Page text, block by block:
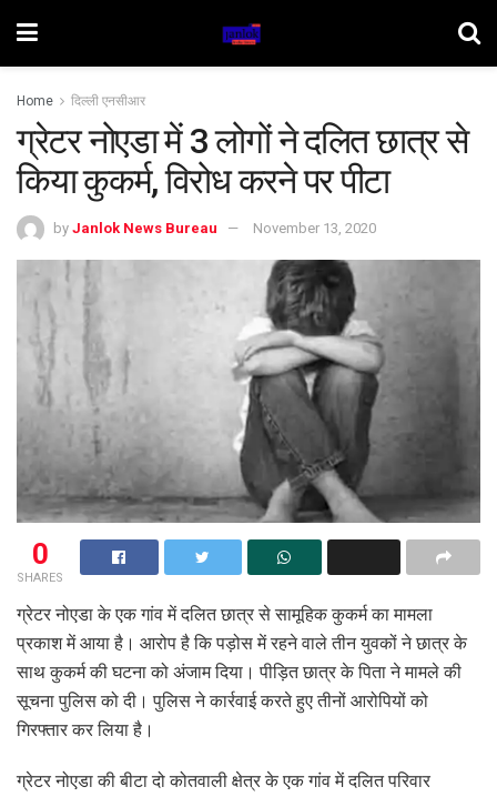
Home दिल्ली एनसीआर
ग्रेटर नोएडा में 3 लोगों ने दलित छात्र से
किया कुकर्म, विरोध करने पर पीटा
by Janlok News Bureau November 13, 2020
0
SHARES
ग्रेटर नोएडा के एक गांव में दलित छात्र से सामूहिक कुकर्म का मामला
प्रकाश में आया है। आरोप है कि पड़ोस में रहने वाले तीन युवकों ने छात्र के
साथ कुकर्म की घटना को अंजाम दिया। पीड़ित छात्र के पिता ने मामले की
सूचना पुलिस को दी। पुलिस ने कार्रवाई करते हुए तीनों आरोपियों को
गिरफ्तार कर लिया है।
ग्रेटर नोएडा की बीटा दो कोतवाली क्षेत्र के एक गांव में दलित परिवार